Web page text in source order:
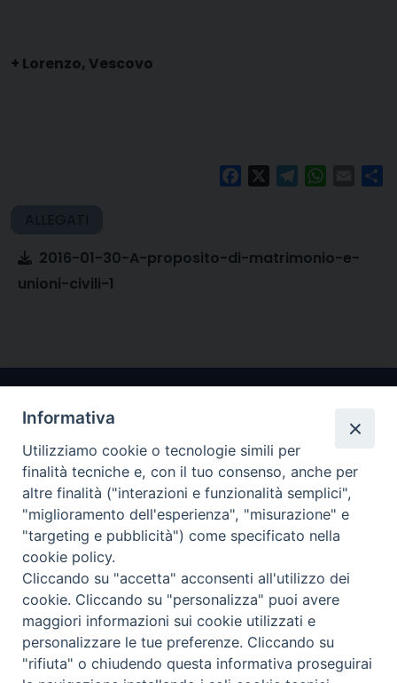
+ Lorenzo, Vescovo
FacebookTelegram Email
2016-01-30-A-proposito-di-matrimonio-e-
unioni-civili-1
Arcidiocesi di Ravenna-Cervia
CONTATTI
Piazza Arcivescovado, 1 48121- Ravenna
tel 0544.541655
curia@diocesiravennacervia.it
Informativa
Utilizziamo cookie o tecnologie simili per
finalità tecniche e, con il tuo consenso, anche per
altre finalità ("interazioni e funzionalità semplici",
"miglioramento dell'esperienza", "misurazione" e
"targeting e pubblicità") come specificato nella
cookie policy.
Cliccando su "accetta" acconsenti all'utilizzo dei
cookie. Cliccando su "personalizza" puoi avere
maggiori informazioni sui cookie utilizzati e
personalizzare le tue preferenze. Cliccando su
"rifiuta" o chiudendo questa informativa proseguirai